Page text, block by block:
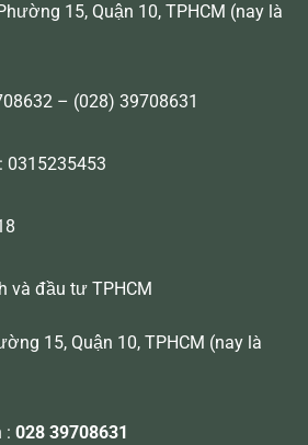
15, Quận 10, TPHCM (nay là
– (028) 39708631
0315235453
và đầu tư TPHCM
15, Quận 10, TPHCM (nay là
: 028 39708631